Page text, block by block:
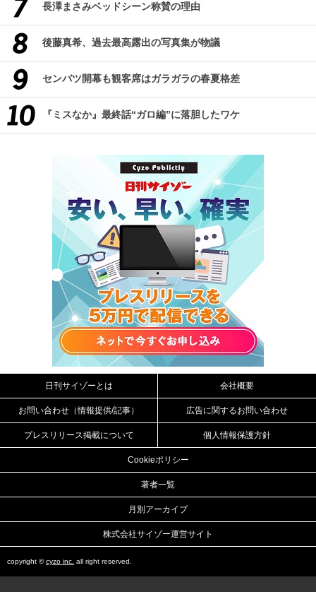
長澤まさみベッドシーン称賛の理由
後藤真希、過去最高露出の写真集が物議
センバツ開幕も観客席はガラガラの春夏格差
『ミスなか』最終話“ガロ編”に落胆したワケ
日刊サイゾーとは 会社概要
お問い合わせ（情報提供/記事） 広告に関するお問い合わせ
プレスリリース掲載について 個人情報保護方針
Cookieポリシー
著者一覧
月別アーカイブ
株式会社サイゾー運営サイト
copyright ©cyzo inc. all right reserved.